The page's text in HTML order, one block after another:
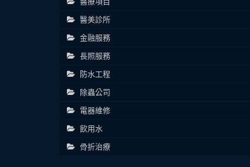
醫美診所
金融服務
長照服務
防水工程
除蟲公司
電器維修
飲用水
骨折治療